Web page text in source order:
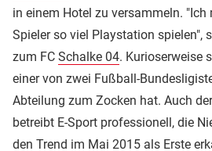
in einem Hotel zu versammeln.
Spieler so viel Playstation spielen",
zum FC Schalke 04. Kurioserweise
einer von zwei Fußball-
Abteilung zum Zocken hat. Auch
betreibt E-Sport professionell, die
den Trend im Mai 2015 als Erste